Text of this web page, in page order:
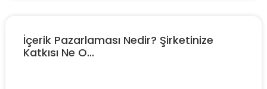
İçerik Pazarlaması Nedir? Şirketinize
Katkısı Ne O...